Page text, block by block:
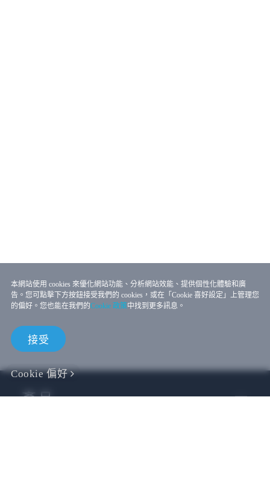
本網站使用 cookies 來優化網站功能、分析網站效能、提供個性化體驗和廣
告。您可點擊下方按鈕接受我們的 cookies，或在「Cookie 喜好設定」上管理您
的偏好。您也能在我們的Cookie 政策中找到更多訊息。
接受
Cookie 偏好
產品